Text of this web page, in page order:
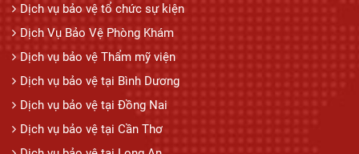
Dịch vụ bảo vệ tổ chức sự kiện
Dịch Vụ Bảo Vệ Phòng Khám
Dịch vụ bảo vệ Thẩm mỹ viện
Dịch vụ bảo vệ tại Bình Dương
Dịch vụ bảo vệ tại Đồng Nai
Dịch vụ bảo vệ tại Cần Thơ